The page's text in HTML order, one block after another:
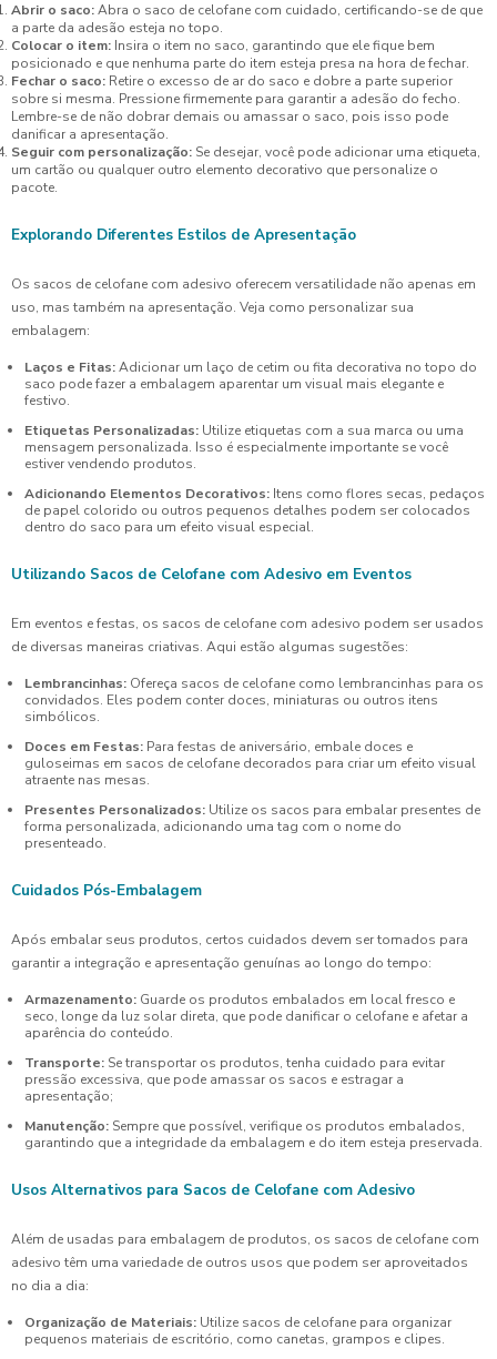
Abrir o saco:Abra o saco de celofane com cuidado, certificando-se de que
a parte da adesão esteja no topo.
Colocar o item: Insira o item no saco, garantindo que ele fique bem
posicionado e que nenhuma parte do item esteja presa na hora de fechar.
Fechar o saco: Retire o excesso de ar do saco e dobre a parte superior
sobre si mesma. Pressione firmemente para garantir a adesão do fecho.
Lembre-se de não dobrar demais ou amassar o saco, pois isso pode
danificar a apresentação.
Seguir com personalização: Se desejar, você pode adicionar uma etiqueta,
um cartão ou qualquer outro elemento decorativo que personalize o
pacote.
Explorando Diferentes Estilos de Apresentação
Os sacos de celofane com adesivo oferecem versatilidade não apenas em
uso, mas também na apresentação. Veja como personalizar sua
embalagem:
Laços e Fitas:Adicionar um laço de cetim ou fita decorativa no topo do
saco pode fazer a embalagem aparentar um visual mais elegante e
festivo.
Etiquetas Personalizadas: Utilize etiquetas com a sua marca ou uma
mensagem personalizada. Isso é especialmente importante se você
estiver vendendo produtos.
Adicionando Elementos Decorativos: Itens como flores secas, pedaços
de papel colorido ou outros pequenos detalhes podem ser colocados
dentro do saco para um efeito visual especial.
Utilizando Sacos de Celofane com Adesivo em Eventos
Em eventos e festas, os sacos de celofane com adesivo podem ser usados
de diversas maneiras criativas. Aqui estão algumas sugestões:
Lembrancinhas: Ofereça sacos de celofane como lembrancinhas para os
convidados. Eles podem conter doces, miniaturas ou outros itens
simbólicos.
Doces em Festas: Para festas de aniversário, embale doces e
guloseimas em sacos de celofane decorados para criar um efeito visual
atraente nas mesas.
Presentes Personalizados: Utilize os sacos para embalar presentes de
forma personalizada, adicionando uma tag com o nome do
presenteado.
Cuidados Pós-Embalagem
Após embalar seus produtos, certos cuidados devem ser tomados para
garantir a integração e apresentação genuínas ao longo do tempo:
Armazenamento: Guarde os produtos embalados em local fresco e
seco, longe da luz solar direta, que pode danificar o celofane e afetar a
aparência do conteúdo.
Transporte: Se transportar os produtos, tenha cuidado para evitar
pressão excessiva, que pode amassar os sacos e estragar a
apresentação;
Manutenção: Sempre que possível, verifique os produtos embalados,
garantindo que a integridade da embalagem e do item esteja preservada.
Usos Alternativos para Sacos de Celofane com Adesivo
Além de usadas para embalagem de produtos, os sacos de celofane com
adesivo têm uma variedade de outros usos que podem ser aproveitados
no dia a dia:
Organização de Materiais: Utilize sacos de celofane para organizar
pequenos materiais de escritório, como canetas, grampos e clipes.